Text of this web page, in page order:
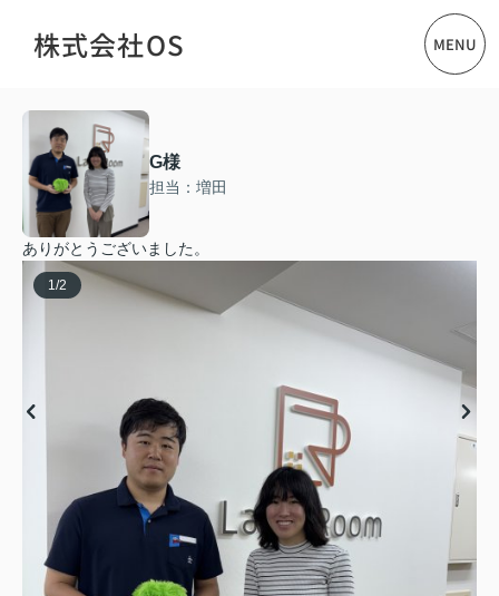
株式会社OS MENU
G様
担当：増田
ありがとうございました。
1/2